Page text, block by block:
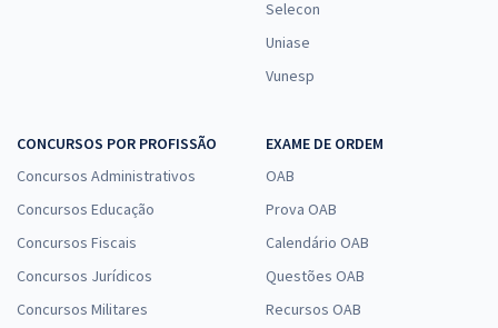
Selecon
Uniase
Vunesp
CONCURSOS POR PROFISSÃO
Concursos Administrativos
Concursos Educação
Concursos Fiscais
Concursos Jurídicos
Concursos Militares
EXAME DE ORDEM
OAB
Prova OAB
Calendário OAB
Questões OAB
Recursos OAB